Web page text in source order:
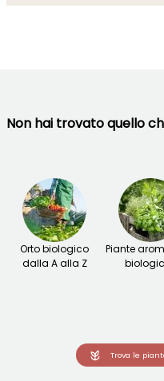
Non hai trovato quello
Orto biologico
dalla A alla Z
Piante
Trova le